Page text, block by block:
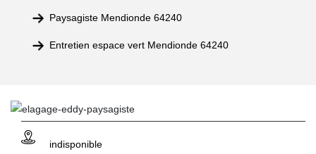
Paysagiste Mendionde 64240
Entretien espace vert Mendionde 64240
indisponible